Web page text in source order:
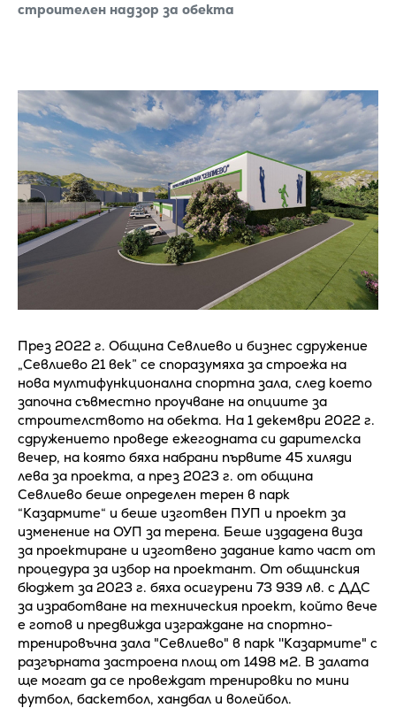
строителен надзор за обекта
През 2022 г. Община Севлиево и бизнес сдружение
„Севлиево 21 век” се споразумяха за строежа на
нова мултифункционална спортна зала, след което
започна съвместно проучване на опциите за
строителството на обекта. На 1 декември 2022 г.
сдружението проведе ежегодната си дарителска
вечер, на която бяха набрани първите 45 хиляди
лева за проекта, а през 2023 г. от община
Севлиево беше определен терен в парк
“Казармите“ и беше изготвен ПУП и проект за
изменение на ОУП за терена. Беше издадена виза
за проектиране и изготвено задание като част от
процедура за избор на проектант. От общинския
бюджет за 2023 г. бяха осигурени 73 939 лв. с ДДС
за изработване на техническия проект, който вече
е готов и предвижда изграждане на спортно-
тренировъчна зала "Севлиево" в парк ''Казармите" с
разгърната застроена площ от 1498 м2. В залата
ще могат да се провеждат тренировки по мини
футбол, баскетбол, хандбал и волейбол.